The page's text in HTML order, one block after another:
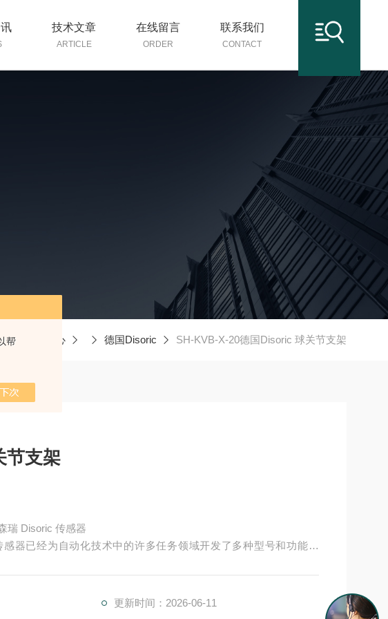
帮
技术文章
ARTICLE
在线留言
ORDER
联系我们
CONTACT
产品中心 德国Disoric SH-KVB-X-20德国Disoric 球关节支架
节支架
瑞 Disoric 传感器
器已经为自动化技术中的许多任务领域开发了多种型号和功能原
更新时间：2026-06-11